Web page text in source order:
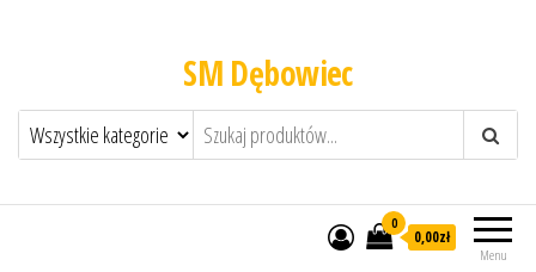
SM Dębowiec
Menu
0
0,00zł